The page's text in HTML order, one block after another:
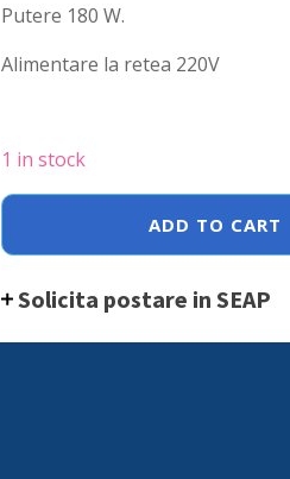
Putere 180 W.
Alimentare la retea 220V
1 in stock
Hendi,
temp.
ADD TO CART
Solicita postare in SEAP